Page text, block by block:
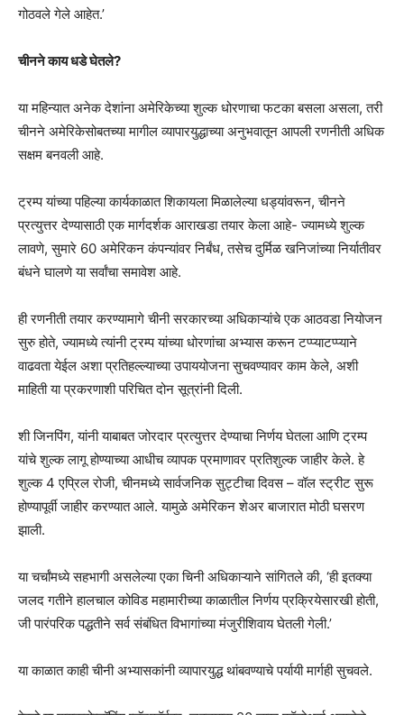
गोठवले गेले आहेत.’
चीनने काय धडे घेतले?
या महिन्यात अनेक देशांना अमेरिकेच्या शुल्क धोरणाचा फटका बसला असला, तरी
चीनने अमेरिकेसोबतच्या मागील व्यापारयुद्धाच्या अनुभवातून आपली रणनीती अधिक
सक्षम बनवली आहे.
ट्रम्प यांच्या पहिल्या कार्यकाळात शिकायला मिळालेल्या धड्यांवरून, चीनने
प्रत्युत्तर देण्यासाठी एक मार्गदर्शक आराखडा तयार केला आहे- ज्यामध्ये शुल्क
लावणे, सुमारे 60 अमेरिकन कंपन्यांवर निर्बंध, तसेच दुर्मिळ खनिजांच्या निर्यातीवर
बंधने घालणे या सर्वांचा समावेश आहे.
ही रणनीती तयार करण्यामागे चीनी सरकारच्या अधिकाऱ्यांचे एक आठवडा नियोजन
सुरु होते, ज्यामध्ये त्यांनी ट्रम्प यांच्या धोरणांचा अभ्यास करून टप्प्याटप्प्याने
वाढवता येईल अशा प्रतिहल्ल्याच्या उपाययोजना सुचवण्यावर काम केले, अशी
माहिती या प्रकरणाशी परिचित दोन सूत्रांनी दिली.
शी जिनपिंग, यांनी याबाबत जोरदार प्रत्युत्तर देण्याचा निर्णय घेतला आणि ट्रम्प
यांचे शुल्क लागू होण्याच्या आधीच व्यापक प्रमाणावर प्रतिशुल्क जाहीर केले. हे
शुल्क 4 एप्रिल रोजी, चीनमध्ये सार्वजनिक सुट्टीचा दिवस – वॉल स्ट्रीट सुरू
होण्यापूर्वी जाहीर करण्यात आले. यामुळे अमेरिकन शेअर बाजारात मोठी घसरण
झाली.
या चर्चांमध्ये सहभागी असलेल्या एका चिनी अधिकाऱ्याने सांगितले की, ‘ही इतक्या
जलद गतीने हालचाल कोविड महामारीच्या काळातील निर्णय प्रक्रियेसारखी होती,
जी पारंपरिक पद्धतीने सर्व संबंधित विभागांच्या मंजुरीशिवाय घेतली गेली.’
या काळात काही चीनी अभ्यासकांनी व्यापारयुद्ध थांबवण्याचे पर्यायी मार्गही सुचवले.